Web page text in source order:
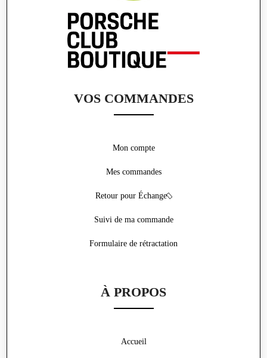
VOS COMMANDES
Formulaire de rétractation
Mon compte
Mes commandes
Retour pour Échange
Suivi de ma commande
À PROPOS
Accueil